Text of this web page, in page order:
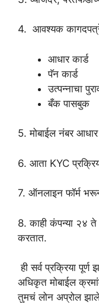
4. आवश्यक
आधार कार्ड
पॅन कार्ड
उत्पन्नाचा
बँक पासबुक
5. मोबाईल नंबर
6. आता KYC
7. ऑनलाइन फॉर्म
8. काही कंपन्या २४
करतात.
ही सर्व प्रक्रिया
अधिकृत मोबाईल
तुमचं लोन अप्रोल